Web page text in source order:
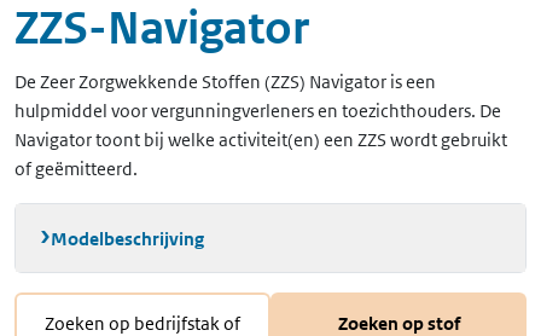
ZZS-Navigator
De Zeer Zorgwekkende Stoffen (ZZS) Navigator is een
hulpmiddel voor vergunningverleners en toezichthouders. De
Navigator toont bij welke activiteit(en) een ZZS wordt gebruikt
of geëmitteerd.
Modelbeschrijving
Zoeken op bedrijfstak of
Zoeken op stof